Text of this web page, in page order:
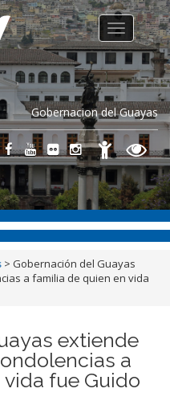
Gobernacion del Guayas
Toggle
navigation
> Gobernación del Guayas
a familia de quien en vida
extiende
a
fue Guido